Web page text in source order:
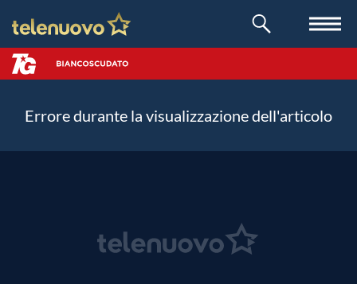
Errore durante la visualizzazione dell'articolo